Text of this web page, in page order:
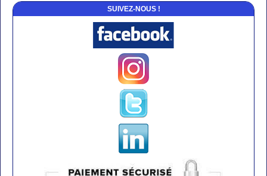
SUIVEZ-NOUS !